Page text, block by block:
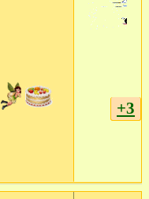
+3